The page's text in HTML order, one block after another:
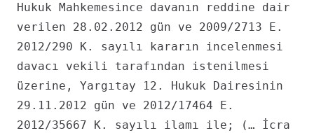
Hukuk Mahkemesince davanın reddine dair
verilen 28.02.2012 gün ve 2009/2713 E.
2012/290 K. sayılı kararın incelenmesi
davacı vekili tarafından istenilmesi
üzerine, Yargıtay 12. Hukuk Dairesinin
29.11.2012 gün ve 2012/17464 E.
2012/35667 K. sayılı ilamı ile; (… İcra